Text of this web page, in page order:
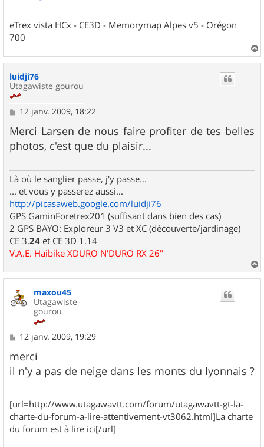
eTrex vista HCx - CE3D - Memorymap Alpes v5 - Orégon
700
a
luidji76
Utagawiste gourou
M
s
s
a
12 janv. 2009, 18:22
Merci Larsen de nous faire profiter de tes belles
photos, c'est que du plaisir...
Là où le sanglier passe, j'y passe...
... et vous y passerez aussi...
http://picasaweb.google.com/luidji76
GPS GaminForetrex201 (suffisant dans bien des cas)
2 GPS BAYO: Exploreur 3 V3 et XC (découverte/jardinage)
CE 3.24 et CE 3D 1.14
V.A.E. Haibike XDURO N'DURO RX 26"
a
maxou45
Utagawiste
gourou
M
s
s
a
12 janv. 2009, 19:29
merci
il n'y a pas de neige dans les monts du lyonnais ?
[url=http://www.utagawavtt.com/forum/utagawavtt-gt-la-
charte-du-forum-a-lire-attentivement-vt3062.html]La charte
du forum est à lire ici[/url]